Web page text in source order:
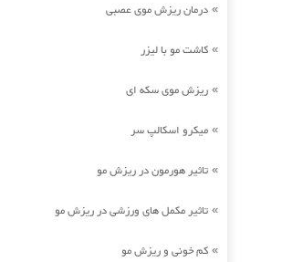
» درمان ریزش موی عصبی
» کاشت مو با لیزر
» ریزش موی سکه ای
» میکرو اسکالپ سر
» تاثیر هورمون در ریزش مو
» تاثیر مکمل های ورزشی در ریزش مو
» کم خونی و ریزش مو